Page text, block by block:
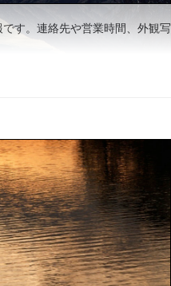
す。連絡先や営業時間、外観写